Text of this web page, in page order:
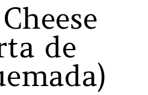
de